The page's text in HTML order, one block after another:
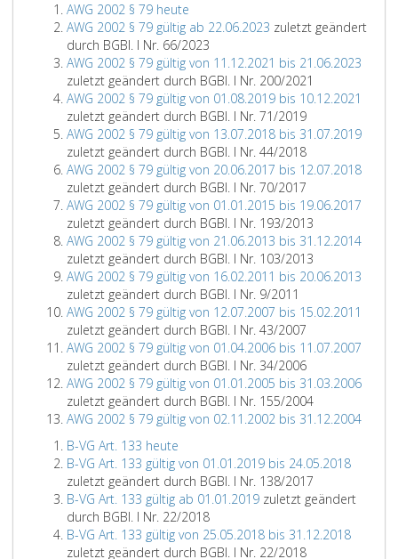
AWG 2002 § 79 heute
AWG 2002 § 79 gültig ab 22.06.2023 zuletzt geändert
durch BGBl. I Nr. 66/2023
AWG 2002 § 79 gültig von 11.12.2021 bis 21.06.2023
zuletzt geändert durch BGBl. I Nr. 200/2021
AWG 2002 § 79 gültig von 01.08.2019 bis 10.12.2021
zuletzt geändert durch BGBl. I Nr. 71/2019
AWG 2002 § 79 gültig von 13.07.2018 bis 31.07.2019
zuletzt geändert durch BGBl. I Nr. 44/2018
AWG 2002 § 79 gültig von 20.06.2017 bis 12.07.2018
zuletzt geändert durch BGBl. I Nr. 70/2017
AWG 2002 § 79 gültig von 01.01.2015 bis 19.06.2017
zuletzt geändert durch BGBl. I Nr. 193/2013
AWG 2002 § 79 gültig von 21.06.2013 bis 31.12.2014
zuletzt geändert durch BGBl. I Nr. 103/2013
AWG 2002 § 79 gültig von 16.02.2011 bis 20.06.2013
zuletzt geändert durch BGBl. I Nr. 9/2011
AWG 2002 § 79 gültig von 12.07.2007 bis 15.02.2011
zuletzt geändert durch BGBl. I Nr. 43/2007
AWG 2002 § 79 gültig von 01.04.2006 bis 11.07.2007
zuletzt geändert durch BGBl. I Nr. 34/2006
AWG 2002 § 79 gültig von 01.01.2005 bis 31.03.2006
zuletzt geändert durch BGBl. I Nr. 155/2004
AWG 2002 § 79 gültig von 02.11.2002 bis 31.12.2004
B-VG Art. 133 heute
B-VG Art. 133 gültig von 01.01.2019 bis 24.05.2018
zuletzt geändert durch BGBl. I Nr. 138/2017
B-VG Art. 133 gültig ab 01.01.2019 zuletzt geändert
durch BGBl. I Nr. 22/2018
B-VG Art. 133 gültig von 25.05.2018 bis 31.12.2018
zuletzt geändert durch BGBl. I Nr. 22/2018